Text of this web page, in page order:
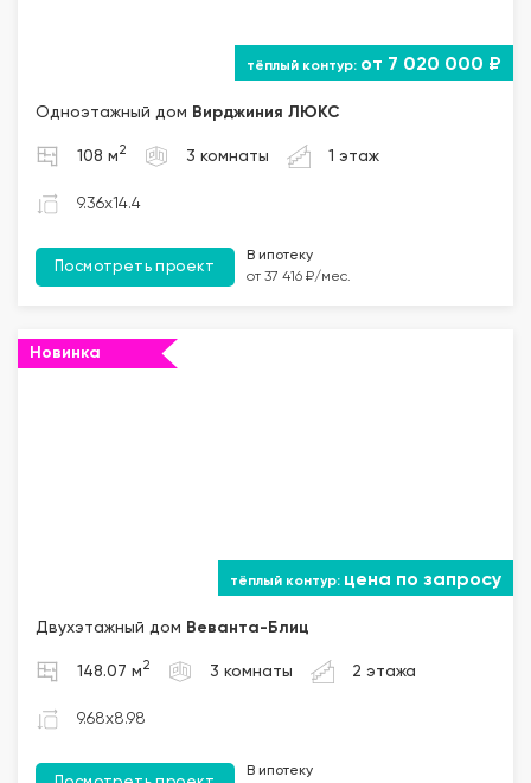
от 7 020 000 ₽
Одноэтажный дом Вирджиния ЛЮКС
108 м 2 3 комнаты 1 этаж
9.36x14.4
Посмотреть проект
В ипотеку
от 37 416 ₽/мес.
Новинка
цена по запросу
Двухэтажный дом Веванта-Блиц
148.07 м 2 3 комнаты 2 этажа
9.68x8.98
В ипотеку